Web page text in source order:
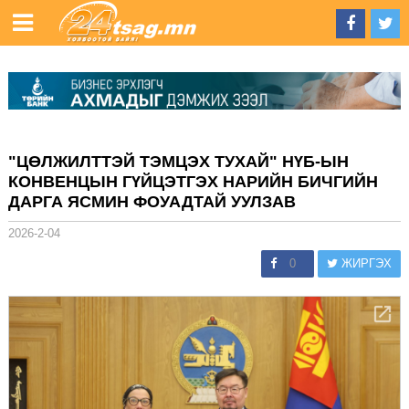
"ЦӨЛЖИЛТТЭЙ ТЭМЦЭХ ТУХАЙ" НҮБ-ЫН
КОНВЕНЦЫН ГҮЙЦЭТГЭХ НАРИЙН БИЧГИЙН
ДАРГА ЯСМИН ФОУАДТАЙ УУЛЗАВ
2026-2-04
0 ЖИРГЭХ